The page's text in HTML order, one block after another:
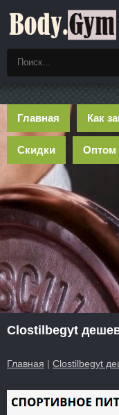
Главная Как
Скидки Оптом
Clostilbegyt
Главная | Clostilbegyt